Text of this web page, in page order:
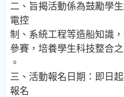
二、旨揭活動係為鼓勵學
電控
制、系統工程等造船知識
參賽，培養學生科技整合
。
三、活動報名日期：即日
報名